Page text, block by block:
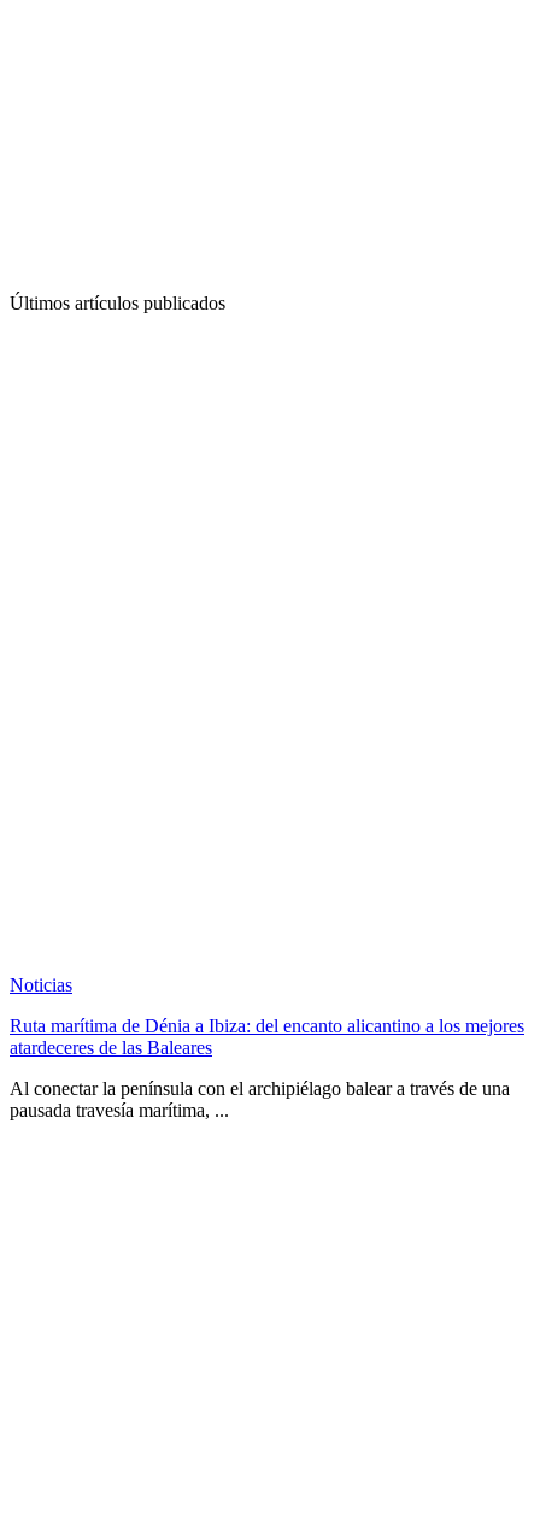
Últimos artículos publicados
Noticias
Ruta marítima de Dénia a Ibiza: del encanto alicantino a los mejores
atardeceres de las Baleares
Al conectar la península con el archipiélago balear a través de una
pausada travesía marítima, ...